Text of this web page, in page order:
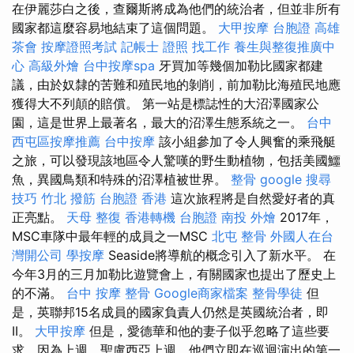
在伊麗莎白之後，查爾斯將成為他們的統治者，但並非所有
國家都這麼容易地結束了這個問題。 大甲按摩 台胞證 高雄
茶會 按摩證照考試 記帳士 證照 找工作 養生與整復推廣中
心 高級外燴 台中按摩spa 牙買加等幾個加勒比國家都建
議，由於奴隸的苦難和殖民地的剝削，前加勒比海殖民地應
獲得大不列顛的賠償。 第一站是標誌性的大沼澤國家公
園，這是世界上最著名，最大的沼澤生態系統之一。 台中
西屯區按摩推薦 台中按摩 該小組參加了令人興奮的乘飛艇
之旅，可以發現該地區令人驚嘆的野生動植物，包括美國鱷
魚，異國鳥類和特殊的沼澤植被世界。 整骨 google 搜尋
技巧 竹北 撥筋 台胞證 香港 這次旅程將是自然愛好者的真
正亮點。 天母 整復 香港轉機 台胞證 南投 外燴 2017年，
MSC車隊中最年輕的成員之一MSC 北屯 整骨 外國人在台
灣開公司 學按摩 Seaside將導航的概念引入了新水平。 在
今年3月的三月加勒比遊覽會上，有關國家也提出了歷史上
的不滿。 台中 按摩 整骨 Google商家檔案 整骨學徒 但
是，英聯邦15名成員的國家負責人仍然是英國統治者，即
II。 大甲按摩 但是，愛德華和他的妻子似乎忽略了這些要
求，因為上週，聖盧西亞上週，他們立即在巡迴演出的第一